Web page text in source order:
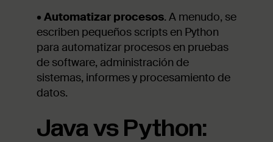
• Automatizar procesos. A menudo, se
escriben pequeños scripts en Python
para automatizar procesos en pruebas
de software, administración de
sistemas, informes y procesamiento de
datos.
Java vs Python: